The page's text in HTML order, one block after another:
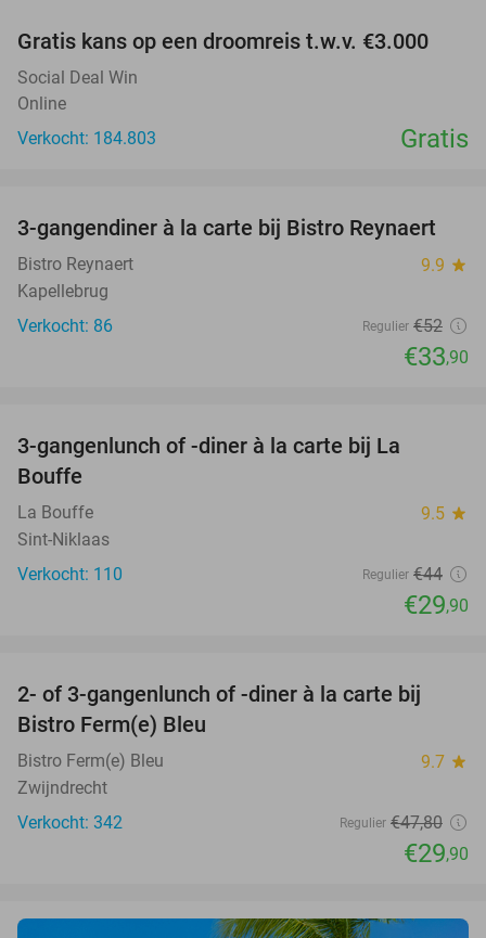
Gratis kans op een droomreis t.w.v. €3.000
Social Deal Win
Online
Verkocht: 184.803
Gratis
35%
3-gangendiner à la carte bij Bistro Reynaert
Bistro Reynaert 9.9 star
Kapellebrug
Verkocht: 86
Regulier €52
€33,90
3-gangenlunch of -diner à la carte bij La
Bouffe
La Bouffe 9.5 star
Sint-Niklaas
Verkocht: 110
Regulier €44
€29,90
37%
2- of 3-gangenlunch of -diner à la carte bij
Bistro Ferm(e) Bleu
Bistro Ferm(e) Bleu 9.7 star
Zwijndrecht
Verkocht: 342
Regulier €47,80
€29,90